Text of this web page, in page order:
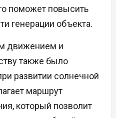
поможет повысить
генерации объекта.
движением и
также было
развитии солнечной
маршрут
который позволит